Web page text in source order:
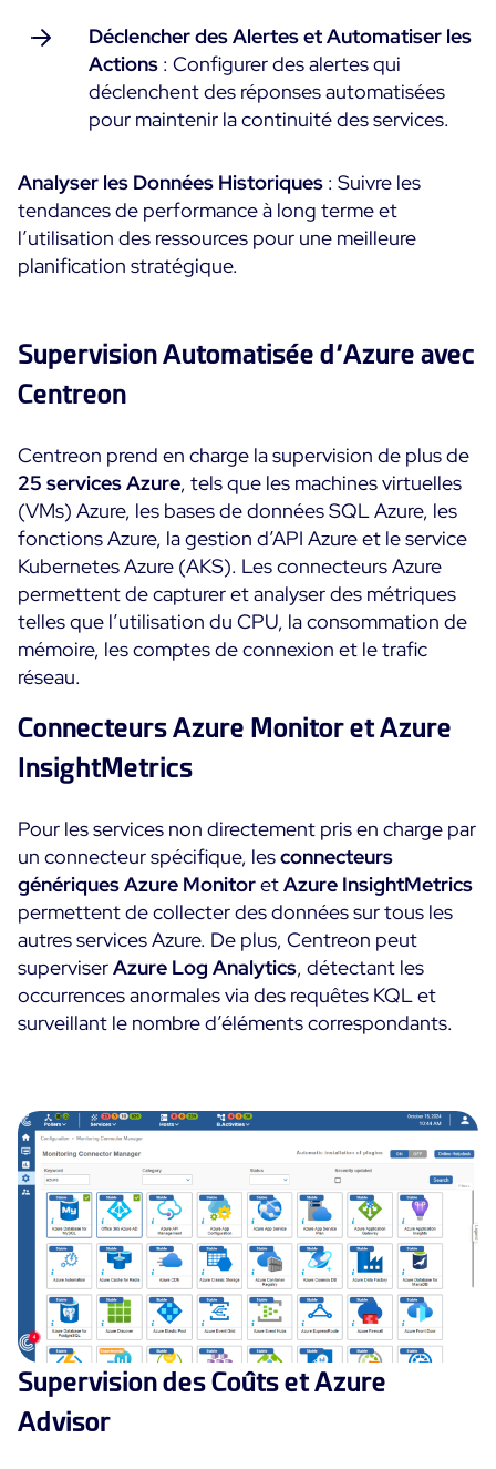
Déclencher des Alertes et Automatiser les
Actions : Configurer des alertes qui
déclenchent des réponses automatisées
pour maintenir la continuité des services.
Analyser les Données Historiques : Suivre les
tendances de performance à long terme et
l’utilisation des ressources pour une meilleure
planification stratégique.
Supervision Automatisée d’Azure avec
Centreon
Centreon prend en charge la supervision de plus de
25 services Azure, tels que les machines virtuelles
(VMs) Azure, les bases de données SQL Azure, les
fonctions Azure, la gestion d’API Azure et le service
Kubernetes Azure (AKS). Les connecteurs Azure
permettent de capturer et analyser des métriques
telles que l’utilisation du CPU, la consommation de
mémoire, les comptes de connexion et le trafic
réseau.
Connecteurs Azure Monitor et Azure
InsightMetrics
Pour les services non directement pris en charge par
un connecteur spécifique, lesconnecteurs
génériques Azure MonitoretAzure InsightMetrics
permettent de collecter des données sur tous les
autres services Azure. De plus, Centreon peut
superviserAzure Log Analytics, détectant les
occurrences anormales via des requêtes KQL et
surveillant le nombre d’éléments correspondants.
Supervision des Coûts et Azure
Advisor